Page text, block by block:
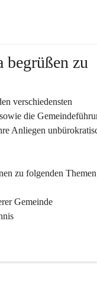
zu
verschiedensten
die
Anliegen
zu folgenden
Gemeinde